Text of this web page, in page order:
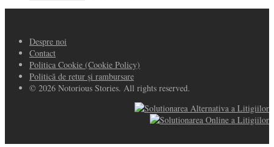
Despre noi
Contact
Politica Cookie (Cookie Policy)
Politică de retur și rambursare
© 2026 Notorious Stories. All rights reserved.